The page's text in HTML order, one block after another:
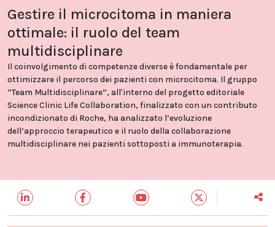
Gestire il microcitoma in maniera
ottimale: il ruolo del team
multidisciplinare
Il coinvolgimento di competenze diverse è fondamentale per
ottimizzare il percorso dei pazienti con microcitoma. Il gruppo
“Team Multidisciplinare”, all'interno del progetto editoriale
Science Clinic Life Collaboration, finalizzato con un contributo
incondizionato di Roche, ha analizzato l’evoluzione
dell’approccio terapeutico e il ruolo della collaborazione
multidisciplinare nei pazienti sottoposti a immunoterapia.